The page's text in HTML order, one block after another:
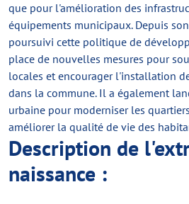
que pour l'amélioration des
équipements municipaux. Depuis
poursuivi cette politique de
place de nouvelles mesures pour
locales et encourager l'installation
dans la commune. Il a également
urbaine pour moderniser les
améliorer la qualité de vie des
Description de
naissance :